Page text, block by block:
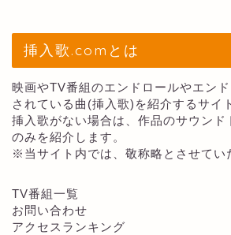
挿入歌.comとは
映画やTV番組のエンドロールやエン
されている曲(挿入歌)を紹介するサイ
挿入歌がない場合は、作品のサウンド
のみを紹介します。
※当サイト内では、敬称略とさせてい
TV番組一覧
お問い合わせ
アクセスランキング